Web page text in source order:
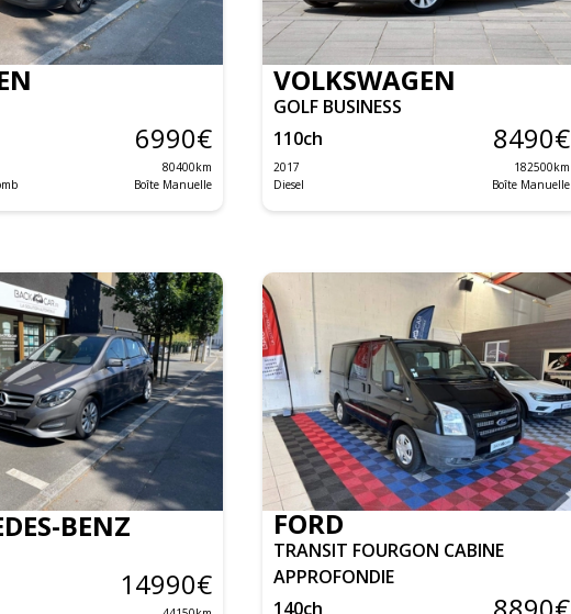
6990€
80400km
Boîte Manuelle
VOLKSWAGEN
GOLF BUSINESS
110ch 8490€
2017 182500km
Diesel
Boîte Manuelle
BENZ
14990€
FORD
TRANSIT FOURGON CABINE
APPROFONDIE
140ch